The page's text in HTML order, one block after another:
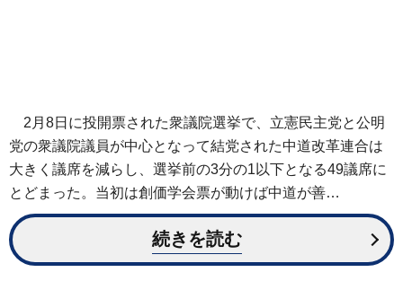
2月8日に投開票された衆議院選挙で、立憲民主党と公明
党の衆議院議員が中心となって結党された中道改革連合は
大きく議席を減らし、選挙前の3分の1以下となる49議席に
とどまった。当初は創価学会票が動けば中道が善…
続きを読む